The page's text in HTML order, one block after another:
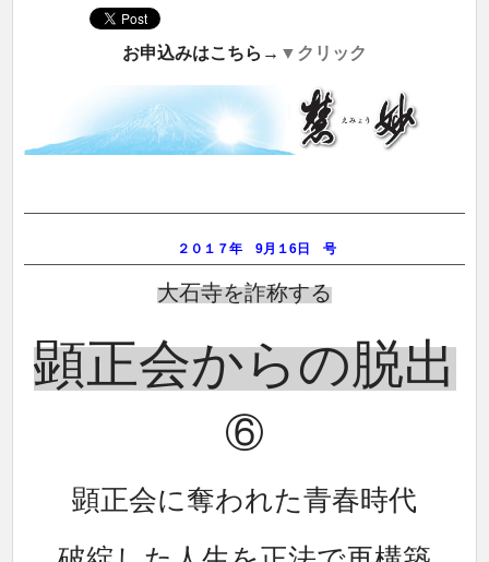
お申込みはこちら→ ▼クリック
２０１７年 9月１6 日 号
大石寺を詐称する
顕正会からの脱出
⑥
顕正会に奪われた青春時代